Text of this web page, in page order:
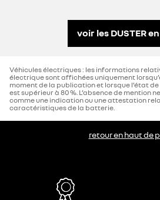
voir les DUSTER
Véhicules électriques : les informations
électrique sont affichées uniquement
moment de la publication et lorsque l’état
est supérieur à 80 %. L’absence de mention
comme une indication ou une attestation
caractéristiques de la batterie.
retour en haut de